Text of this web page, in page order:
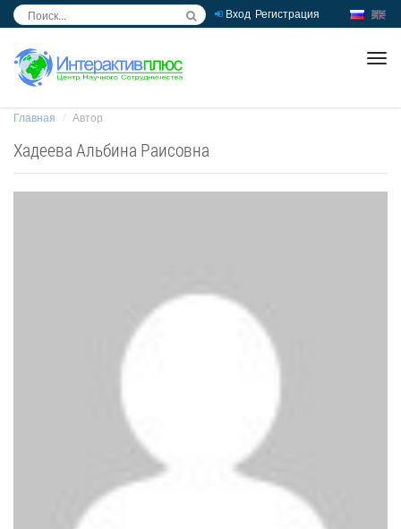
Вход Регистрация
Главная Автор
Хадеева Альбина Раисовна